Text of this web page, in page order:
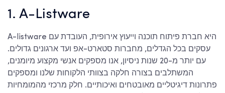
1. A-Listware
A-listware היא חברת פיתוח תוכנה וייעוץ אירופית, העובדת עם
עסקים בכל הגדלים, מחברות סטארט-אפ ועד ארגונים גדולים.
עם יותר מ-20 שנות ניסיון, אנו מספקים אנשי מקצוע מיומנים,
המשתלבים בצורה חלקה בצוותי הלקוחות שלנו ומספקים
פתרונות דיגיטליים מאובטחים ואיכותיים. חלק מרכזי מהמומחיות